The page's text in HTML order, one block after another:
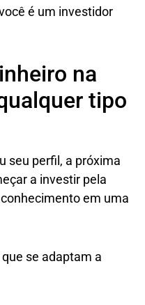
é um investidor
na
tipo
seu perfil, a próxima
a investir pela
em uma
se adaptam a